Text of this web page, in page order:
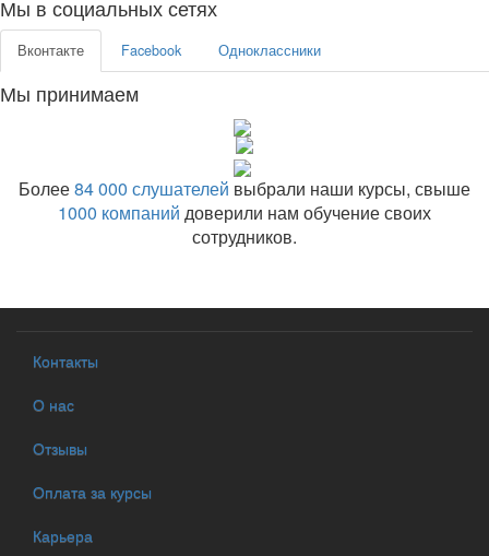
Мы в социальных сетях
Вконтакте Facebook Одноклассники
Мы принимаем
Более84 000 слушателей выбрали наши курсы, свыше
1000 компаний доверили нам обучение своих
сотрудников.
Контакты
О нас
Отзывы
Оплата за курсы
Карьера